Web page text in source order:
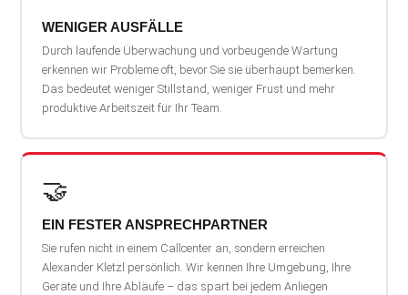
WENIGER AUSFÄLLE
Durch laufende Überwachung und vorbeugende Wartung
erkennen wir Probleme oft, bevor Sie sie überhaupt bemerken.
Das bedeutet weniger Stillstand, weniger Frust und mehr
produktive Arbeitszeit für Ihr Team.
🤝
EIN FESTER ANSPRECHPARTNER
Sie rufen nicht in einem Callcenter an, sondern erreichen
Alexander Kletzl persönlich. Wir kennen Ihre Umgebung, Ihre
Geräte und Ihre Abläufe – das spart bei jedem Anliegen